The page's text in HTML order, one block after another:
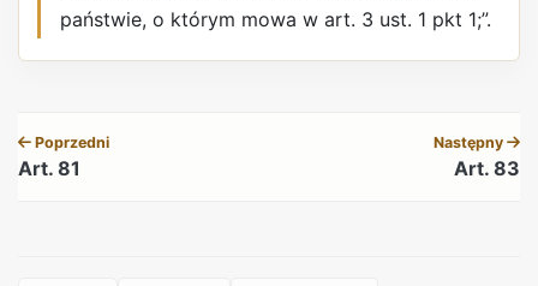
państwie, o którym mowa w art. 3 ust. 1 pkt 1;”.
Poprzedni
Art. 81
Następny
Art. 83